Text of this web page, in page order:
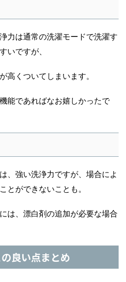
力は通常の洗濯モードで洗濯す
いですが、
高くついてしまいます。
能であればなお嬉しかったで
、強い洗浄力ですが、場合によ
とができないことも。
は、漂白剤の追加が必要な場合
良い点まとめ